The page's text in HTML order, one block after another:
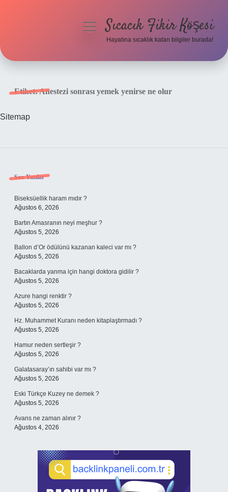
menüyüSıcacık Fikir Köşesi
Hayatına sıcaklık katan bilgiler burada!
Etiket:Anestezi sonrası yemek yenirse ne olur
Sitemap
Sidebar
Son Yazılar
Biseksüellik haram mıdır ?
Ağustos 6, 2026
Bartın Amasranın neyi meşhur ?
Ağustos 5, 2026
Ballon d’Or ödülünü kazanan kaleci var mı ?
Ağustos 5, 2026
Bacaklarda yanma için hangi doktora gidilir ?
Ağustos 5, 2026
Azure hangi renktir ?
Ağustos 5, 2026
Hz. Muhammet Kuranı neden kitaplaştırmadı ?
Ağustos 5, 2026
Hamur neden sertleşir ?
Ağustos 5, 2026
Galatasaray’ın sahibi var mı ?
Ağustos 5, 2026
Eski Türkçe Kuzey ne demek ?
Ağustos 5, 2026
Avans ne zaman alınır ?
Ağustos 4, 2026